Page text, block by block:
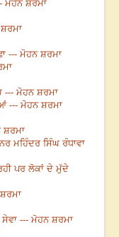
--- ਮੋਹਨ ਸ਼ਰਮਾ
--- ਮੋਹਨ ਸ਼ਰਮਾ
--- ਮੋਹਨ ਸ਼ਰਮਾ
ਸ਼ਰਮਾ
ਮਹਿੰਦਰ ਸਿੰਘ ਰੰਧਾਵਾ
ਪਰ ਲੋਕਾਂ ਦੇ ਮੁੱਦੇ
--- ਮੋਹਨ ਸ਼ਰਮਾ